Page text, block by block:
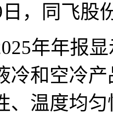
，同飞股
年年报
冷和空冷
、温度均